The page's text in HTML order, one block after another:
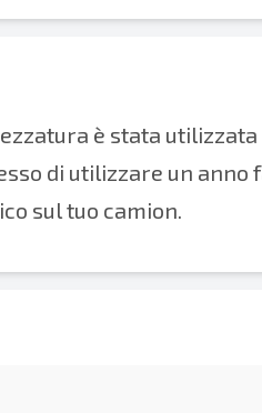
è stata
di utilizzare un anno
sul tuo camion.